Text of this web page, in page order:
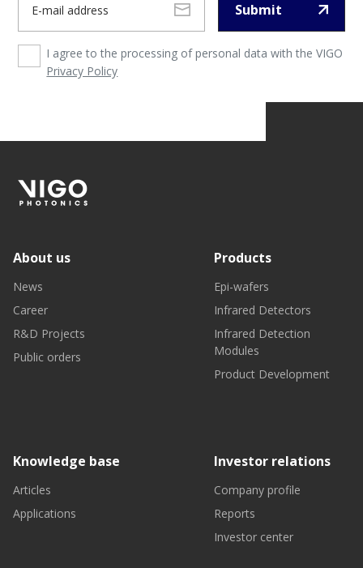
Submit
I agree to the processing of personal data with the VIGO
Privacy Policy
About us
News
Career
R&D Projects
Public orders
Products
Epi-wafers
Infrared Detectors
Infrared Detection
Modules
Product Development
Knowledge base
Articles
Applications
Investor relations
Company profile
Reports
Investor center